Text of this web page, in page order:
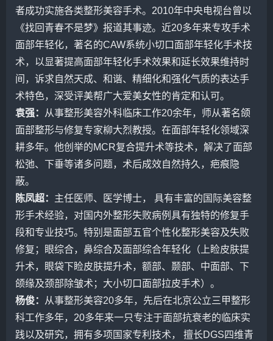
者成功实施各类整形美容手术。2010年中央电视台曾以
《找回青春不是梦》报道其事迹。近20多年来专攻手术
面部年轻化，著名的CAW系统小切口面部年轻化手术技
术，以显著提高面部年轻化手术效果和延长效果维持时
间，诉求自然天成、和谐、精细化和强化气质的表达手
术特色，深受评美帮广大爱美女性的肯定和认可。
袁强：
从事整形美容外科临床工作20余年，师从著名颌
面部整形与修复专家柳大烈教授。在面部年轻化领域深
耕多年。他创举的MCR复合提升术等技术，解决了面部
松弛、下垂等诸多问题，术后成效自然持久，疤痕隐
蔽。
陈凤超： 主任医师、医学博士， 具有丰富的国际美容整
形手术经验，对国内外整形失败病例具有独特的修复手
段和专业技巧。特别是面部五官个性化整形美容及失败
修复；眼综合，鼻综合及面部综合年轻化（上睑皮肤提
升术，眼袋下睑皮肤提升术，额部、颞部、中面部、下
颌缘及颈部除皱术；大小切口面部拉皮手术）。
杨俊：
从事整形美容20多年，先后在北京公立三甲整形
科工作多年，20多年来一只专注于面部抗衰老的临床实
践以及研究，拥有多项国家专利技术， 擅长DGS四维青